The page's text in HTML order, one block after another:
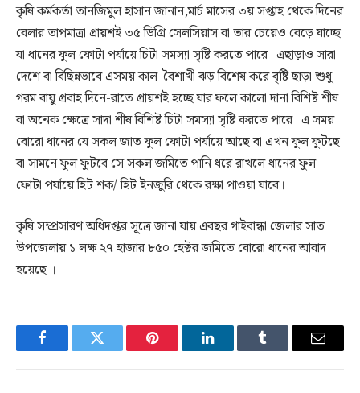
কৃষি কর্মকর্তা তানজিমুল হাসান জানান,মার্চ মাসের ৩য় সপ্তাহ থেকে দিনের
বেলার তাপমাত্রা প্রায়শই ৩৫ ডিগ্রি সেলসিয়াস বা তার চেয়েও বেড়ে যাচ্ছে
যা ধানের ফুল ফোটা পর্যায়ে চিটা সমস্যা সৃষ্টি করতে পারে। এছাড়াও সারা
দেশে বা বিছিন্নভাবে এসময় কাল-বৈশাখী ঝড় বিশেষ করে বৃষ্টি ছাড়া শুধু
গরম বায়ু প্রবাহ দিনে-রাতে প্রায়শই হচ্ছে যার ফলে কালো দানা বিশিষ্ট শীষ
বা অনেক ক্ষেত্রে সাদা শীষ বিশিষ্ট চিটা সমস্যা সৃষ্টি করতে পারে। এ সময়
বোরো ধানের যে সকল জাত ফুল ফোটা পর্যায়ে আছে বা এখন ফুল ফুটছে
বা সামনে ফুল ফুটবে সে সকল জমিতে পানি ধরে রাখলে ধানের ফুল
ফোটা পর্যায়ে হিট শক/ হিট ইনজুরি থেকে রক্ষা পাওয়া যাবে।
কৃষি সম্প্রসারণ অধিদপ্তর সূত্রে জানা যায় এবছর গাইবান্ধা জেলার সাত
উপজেলায় ১ লক্ষ ২৭ হাজার ৮৫০ হেক্টর জমিতে বোরো ধানের আবাদ
হয়েছে ।
FacebookTwitter Pinterest LinkedInTumblr Email